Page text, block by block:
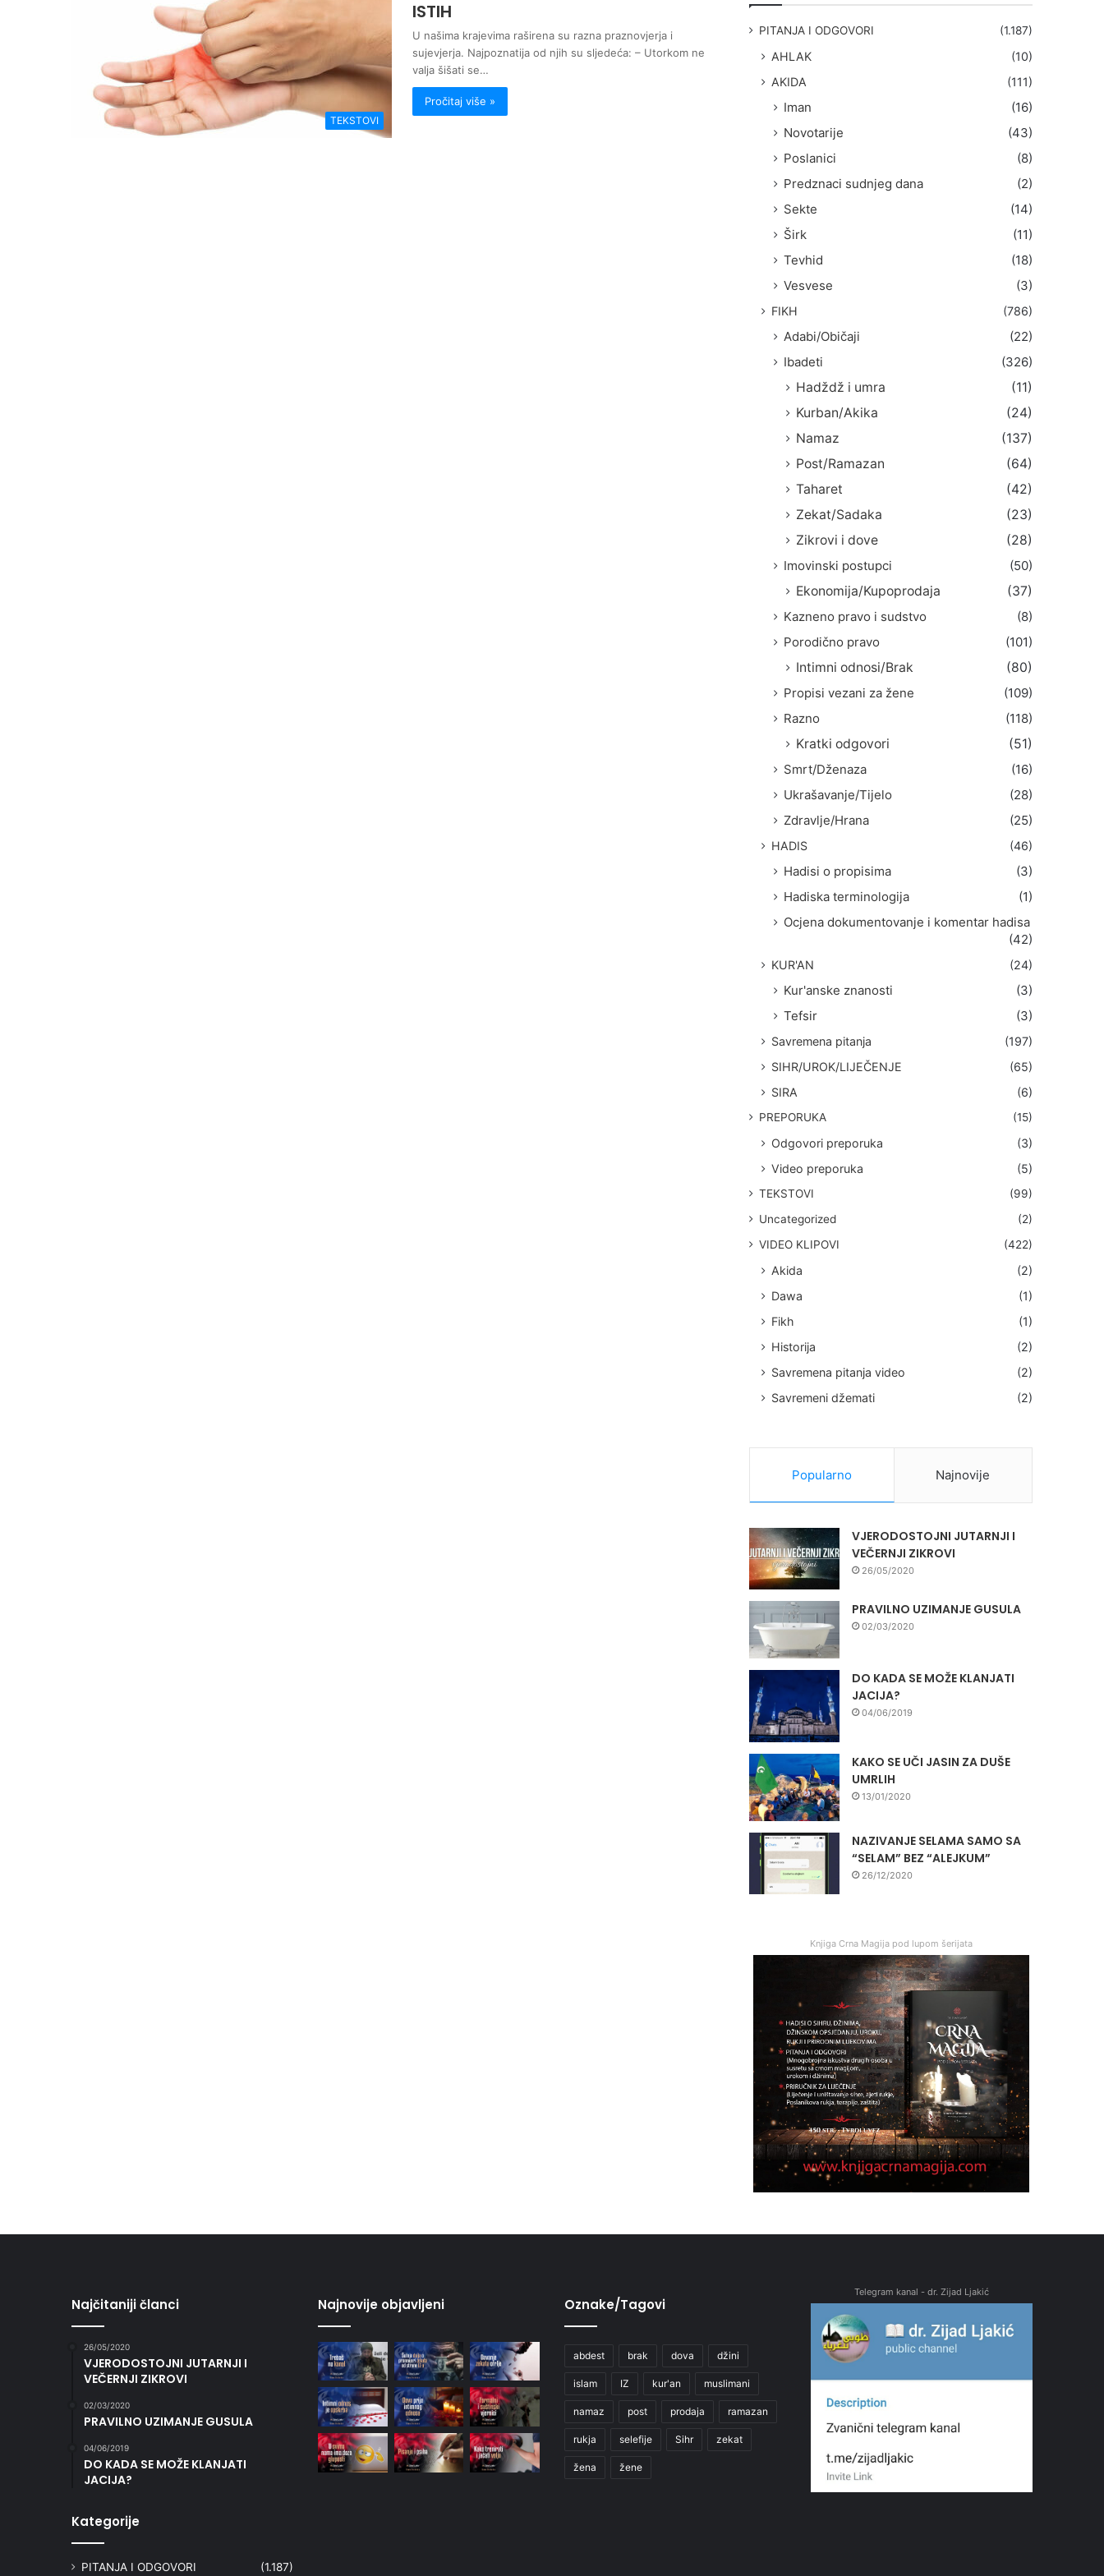
TEKSTOVI
ISTIH
U našima krajevima raširena su razna praznovjerja i
sujevjerja. Najpoznatija od njih su sljedeća: – Utorkom ne
valja šišati se…
Pročitaj više »
PITANJA I ODGOVORI (1.187)
AHLAK
(10)
AKIDA
(111)
Iman
(16)
Novotarije
(43)
Poslanici
(8)
Predznaci sudnjeg dana
(2)
Sekte
(14)
Širk
(11)
Tevhid
(18)
Vesvese
(3)
FIKH (786)
Adabi/Običaji
(22)
Ibadeti
(326)
Hadždž i umra
(11)
Kurban/Akika
(24)
Namaz
(137)
Post/Ramazan
(64)
Taharet
(42)
Zekat/Sadaka
(23)
Zikrovi i dove
(28)
Imovinski postupci
(50)
Ekonomija/Kupoprodaja
(37)
Kazneno pravo i sudstvo
(8)
Porodično pravo
(101)
Intimni odnosi/Brak
(80)
Propisi vezani za žene
(109)
Razno
(118)
Kratki odgovori
(51)
Smrt/Dženaza
(16)
Ukrašavanje/Tijelo
(28)
Zdravlje/Hrana
(25)
HADIS (46)
Hadisi o propisima
(3)
Hadiska terminologija
(1)
Ocjena dokumentovanje i komentar hadisa
(42)
KUR'AN (24)
Kur'anske znanosti
(3)
Tefsir
(3)
Savremena pitanja
(197)
SIHR/UROK/LIJEČENJE
(65)
SIRA
(6)
PREPORUKA (15)
Odgovori preporuka
(3)
Video preporuka
(5)
TEKSTOVI
(99)
Uncategorized
(2)
VIDEO KLIPOVI
(422)
Akida
(2)
Dawa
(1)
Fikh
(1)
Historija
(2)
Savremena pitanja video
(2)
Savremeni džemati
(2)
Popularno Najnovije
VJERODOSTOJNI JUTARNJI I
VEČERNJI ZIKROVI
26/05/2020
PRAVILNO UZIMANJE GUSULA
02/03/2020
DO KADA SE MOŽE KLANJATI
JACIJA?
04/06/2019
KAKO SE UČI JASIN ZA DUŠE
UMRLIH
13/01/2020
NAZIVANJE SELAMA SAMO SA
“SELAM” BEZ “ALEJKUM”
26/12/2020
Knjiga Crna Magija pod lupom šerijata
Najčitaniji članci
26/05/2020
VJERODOSTOJNI JUTARNJI I
VEČERNJI ZIKROVI
02/03/2020
PRAVILNO UZIMANJE GUSULA
04/06/2019
DO KADA SE MOŽE KLANJATI
JACIJA?
Kategorije
PITANJA I ODGOVORI (1.187)
Najnovije objavljeni Oznake/Tagovi
abdest brak dova džini
islam IZ kur'an muslimani
namaz post prodaja ramazan
rukja selefije Sihr zekat
žena žene
Telegram kanal - dr. Zijad Ljakić